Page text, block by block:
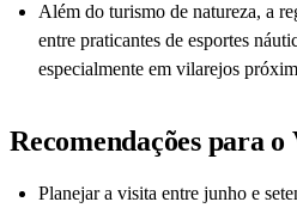
Além do turismo de natureza, a
entre praticantes de esportes
especialmente em vilarejos
Recomendações para o
Planejar a visita entre junho e